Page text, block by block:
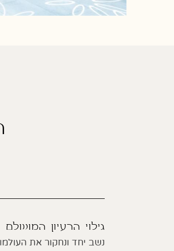
גילוי הרעיון המושלם
נשב יחד ונחקור את